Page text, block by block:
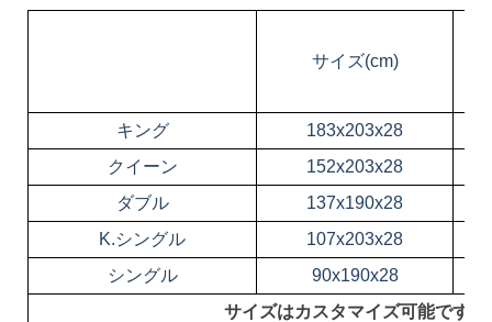
サイズ(cm)
キング
183x203x28
クイーン
152x203x28
ダブル
137x190x28
K.シングル
107x203x28
シングル
90x190x28
サイズはカスタマイズ可能です！